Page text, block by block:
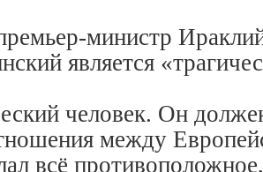
министр
является
человек. Он
между
всё